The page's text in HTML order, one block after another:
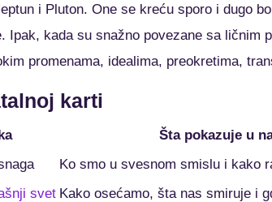
i Pluton. One se kreću sporo i dugo
Ipak, kada su snažno povezane sa ličnim
promenama, idealima, preokretima,
karti
Šta pokazuje u
Ko smo u svesnom smislu i kako
svet Kako osećamo, šta nas smiruje i